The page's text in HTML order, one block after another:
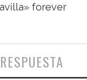
forever